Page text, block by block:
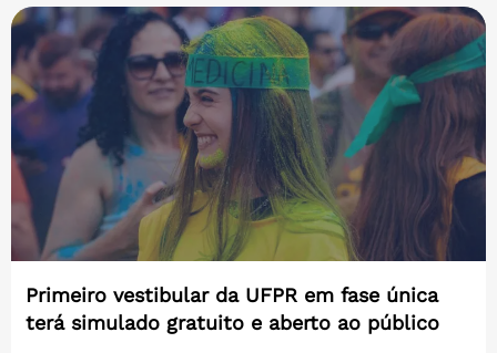
Primeiro vestibular da UFPR em fase única
terá simulado gratuito e aberto ao público